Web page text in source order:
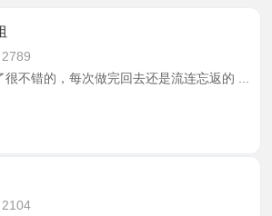
2789
很不错的，每次做完回去还是流连忘返的 ...
2104